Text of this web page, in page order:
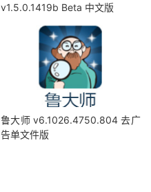
v1.5.0.1419b Beta 中文版
鲁大师 v6.1026.4750.804 去广
告单文件版